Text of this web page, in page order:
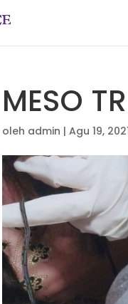
MESO
oleh admin |Agu 19,